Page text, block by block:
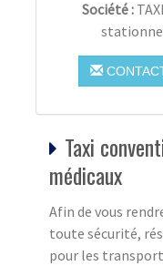
Société :
Taxi
médicaux
Afin de vous
toute sécurité,
pour les